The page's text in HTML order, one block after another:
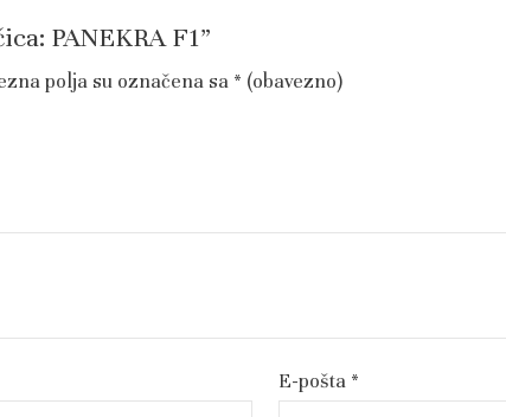
PANEKRA F1”
polja su označena sa * (obavezno)
E-pošta *